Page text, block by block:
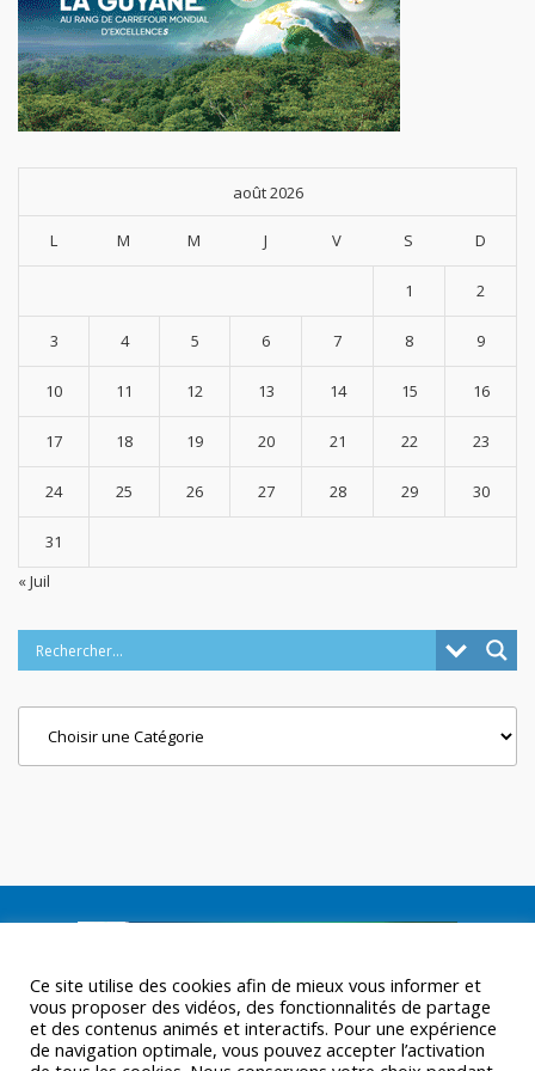
août 2026
L M M J V S D
1 2
3 4 5 6 7 8 9
10 11 12 13 14 15 16
17 18 19 20 21 22 23
24 25 26 27 28 29 30
31
« Juil
Ce site utilise des cookies afin de mieux vous informer et
vous proposer des vidéos, des fonctionnalités de partage
et des contenus animés et interactifs. Pour une expérience
de navigation optimale, vous pouvez accepter l’activation